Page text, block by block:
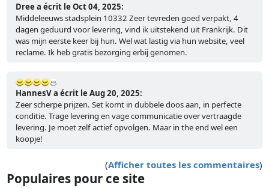
Dree a écrit le Oct 04, 2025:
Middeleeuws stadsplein 10332 Zeer tevreden goed verpakt, 4
dagen geduurd voor levering, vind ik uitstekend uit Frankrijk. Dit
was mijn eerste keer bij hun. Wel wat lastig via hun website, veel
reclame. Ik heb gratis bezorging erbij genomen.
HannesV a écrit le Aug 20, 2025:
Zeer scherpe prijzen. Set komt in dubbele doos aan, in perfecte
conditie. Trage levering en vage communicatie over vertraagde
levering. Je moet zelf actief opvolgen. Maar in the end wel een
koopje!
(Afficher toutes les commentaires)
Populaires pour ce site